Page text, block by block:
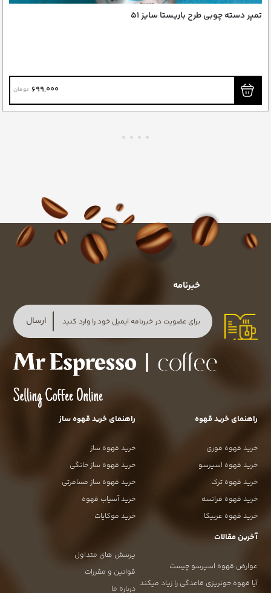
تمپر دسته چوبی طرح باریستا سایز 51
699,000 تومان
خبرنامه
ارسال
راهنمای خرید قهوه
خرید قهوه فوری
خرید قهوه اسپرسو
خرید قهوه ترک
خرید قهوه فرانسه
خرید قهوه عربیکا
راهنمای خرید قهوه ساز
خرید قهوه ساز
خرید قهوه ساز خانگی
خرید قهوه ساز مسافرتی
خرید آسیاب قهوه
خرید موکاپات
آخرین مقالات
عوارض قهوه اسپرسو چیست
آیا قهوه خونریزی قاعدگی را زیاد میکند
پرسش های متداول
قوانین و مقررات
درباره ما